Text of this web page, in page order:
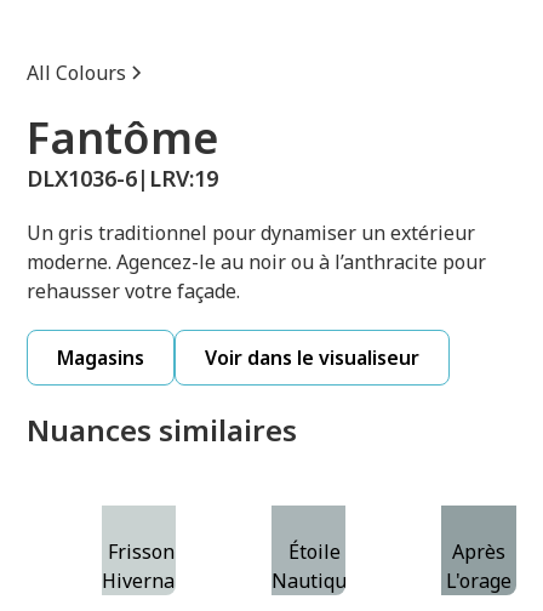
All Colours
Fantôme
DLX1036-6| LRV:19
Un gris traditionnel pour dynamiser un extérieur
moderne. Agencez-le au noir ou à l’anthracite pour
rehausser votre façade.
Magasins Voir dans le visualiseur
Nuances similaires
Frisson
Hivernal
Étoile
Nautique
Après
L'orage